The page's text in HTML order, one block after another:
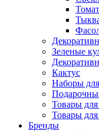
Зеленые
Кактус
Наборы
Товары
Товары
Бренды